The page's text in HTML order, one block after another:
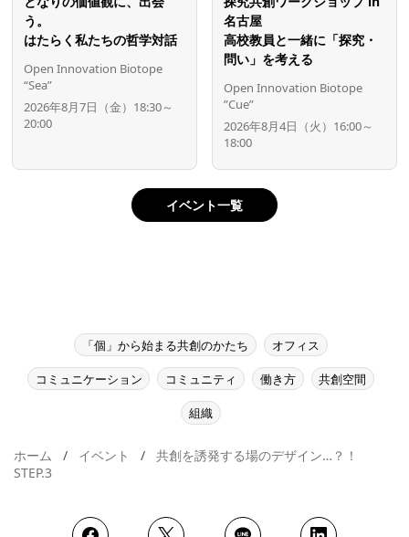
う。
はたらく私たちの哲学対話
Open Innovation Biotope
“Sea”
2026年8月7日（金）18:30～
20:00
名古屋
高校教員と一緒に「探究・
問い」を考える
Open Innovation Biotope
”Cue”
2026年8月4日（火）16:00～
18:00
イベント一覧
「個」から始まる共創のかたち オフィス
コミュニケーション コミュニティ 働き方 共創空間
組織
ホーム イベント
共創を誘発する場のデザイン…？！
STEP.3